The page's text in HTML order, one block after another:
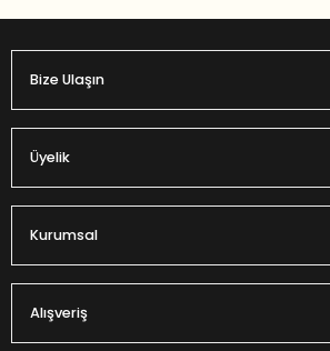
Bize Ulaşın
Üyelik
Kurumsal
Alışveriş